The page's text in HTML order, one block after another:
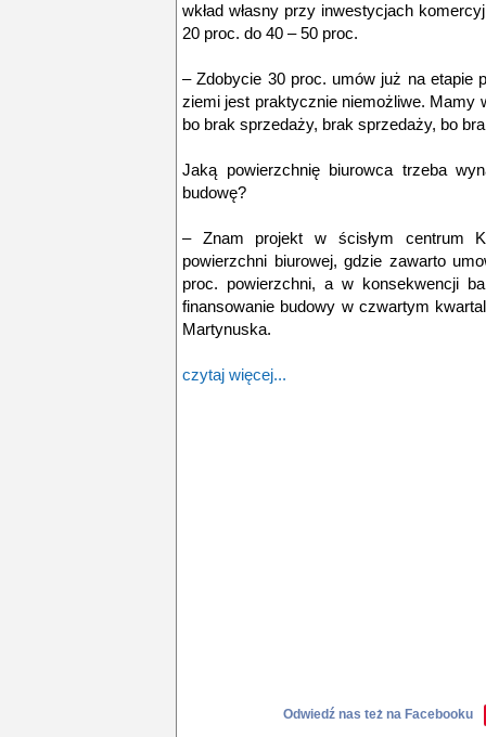
wkład własny przy inwestycjach
20 proc. do 40 – 50 proc.
– Zdobycie 30 proc. umów już na etapie
ziemi jest praktycznie niemożliwe. Mamy
bo brak sprzedaży, brak sprzedaży, bo
Jaką powierzchnię biurowca trzeba
budowę?
– Znam projekt w ścisłym centrum
powierzchni biurowej, gdzie zawarto
proc. powierzchni, a w konsekwencji
finansowanie budowy w czwartym
Martynuska.
czytaj więcej...
Odwiedź nas też na Facebooku